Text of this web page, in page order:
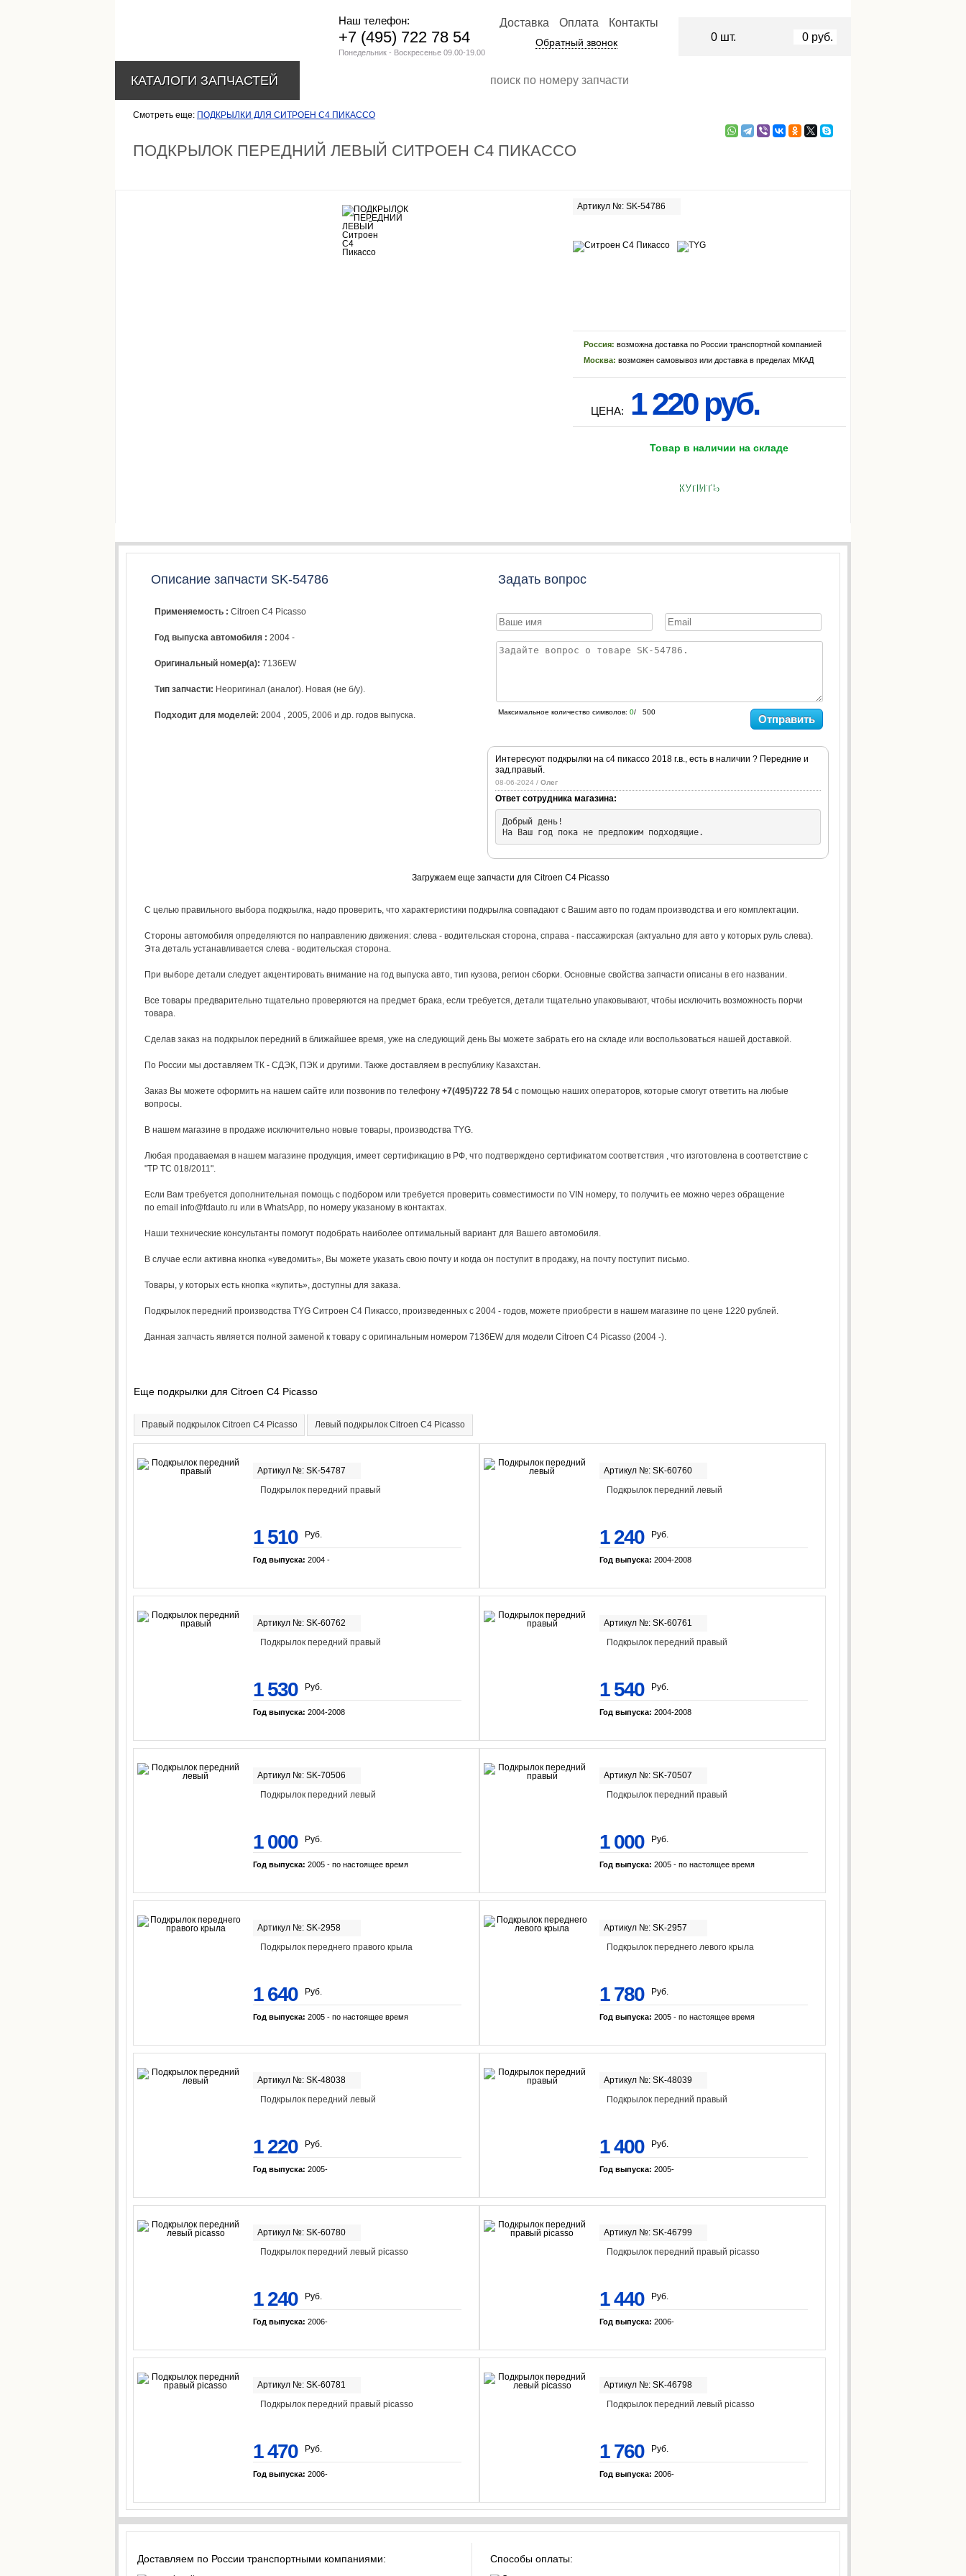
Смотреть еще: ПОДКРЫЛКИ ДЛЯ СИТРОЕН С4 ПИКАССО
ПОДКРЫЛОК ПЕРЕДНИЙ ЛЕВЫЙ СИТРОЕН С4 ПИКАССО
Артикул №: SK-54786
Россия: возможна доставка по России транспортной компанией
Москва: возможен самовывоз или доставка в пределах МКАД
ЦЕНА: 1 220 руб.
Товар в наличии на складе
КУПИТЬ
Описание запчасти SK-54786
Применяемость : Citroen C4 Picasso
Год выпуска автомобиля : 2004 -
Оригинальный номер(а): 7136EW
Тип запчасти: Неоригинал (аналог). Новая (не б/у).
Подходит для моделей: 2004 , 2005, 2006 и др. годов выпуска.
Задать вопрос
Максимальное количество символов: 0/ 500
Отправить
Интересуют подкрылки на с4 пикассо 2018 г.в., есть в наличии ? Передние и
зад.правый.
08-06-2024 / Олег
Ответ сотрудника магазина:
Добрый день!
На Ваш год пока не предложим подходящие.
Загружаем еще запчасти для Citroen C4 Picasso
С целью правильного выбора подкрылка, надо проверить, что характеристики подкрылка совпадают с Вашим авто по годам производства и его комплектации.
Стороны автомобиля определяются по направлению движения: слева - водительская сторона, справа - пассажирская (актуально для авто у которых руль слева).
Эта деталь устанавливается слева - водительская сторона.
При выборе детали следует акцентировать внимание на год выпуска авто, тип кузова, регион сборки. Основные свойства запчасти описаны в его названии.
Все товары предварительно тщательно проверяются на предмет брака, если требуется, детали тщательно упаковывают, чтобы исключить возможность порчи
товара.
Сделав заказ на подкрылок передний в ближайшее время, уже на следующий день Вы можете забрать его на складе или воспользоваться нашей доставкой.
По России мы доставляем ТК - СДЭК, ПЭК и другими. Также доставляем в республику Казахстан.
Заказ Вы можете оформить на нашем сайте или позвонив по телефону +7(495)722 78 54 с помощью наших операторов, которые смогут ответить на любые
вопросы.
В нашем магазине в продаже исключительно новые товары, производства TYG.
Любая продаваемая в нашем магазине продукция, имеет сертификацию в РФ, что подтверждено сертификатом соответствия , что изготовлена в соответствие с
"ТР ТС 018/2011".
Если Вам требуется дополнительная помощь с подбором или требуется проверить совместимости по VIN номеру, то получить ее можно через обращение
по email info@fdauto.ru или в WhatsApp, по номеру указаному в контактах.
Наши технические консультанты помогут подобрать наиболее оптимальный вариант для Вашего автомобиля.
В случае если активна кнопка «уведомить», Вы можете указать свою почту и когда он поступит в продажу, на почту поступит письмо.
Товары, у которых есть кнопка «купить», доступны для заказа.
Подкрылок передний производства TYG Ситроен С4 Пикассо, произведенных с 2004 - годов, можете приобрести в нашем магазине по цене 1220 рублей.
Данная запчасть является полной заменой к товару с оригинальным номером 7136EW для модели Citroen C4 Picasso (2004 -).
Еще подкрылки для Citroen C4 Picasso
Правый подкрылок Citroen C4 Picasso Левый подкрылок Citroen C4 Picasso
Артикул №: SK-54787
Подкрылок передний правый
1 510 Руб.
Год выпуска: 2004 -
Артикул №: SK-60760
Подкрылок передний левый
1 240 Руб.
Год выпуска: 2004-2008
Артикул №: SK-60762
Подкрылок передний правый
1 530 Руб.
Год выпуска: 2004-2008
Артикул №: SK-60761
Подкрылок передний правый
1 540 Руб.
Год выпуска: 2004-2008
Артикул №: SK-70506
Подкрылок передний левый
1 000 Руб.
Год выпуска: 2005 - по настоящее время
Артикул №: SK-70507
Подкрылок передний правый
1 000 Руб.
Год выпуска: 2005 - по настоящее время
Артикул №: SK-2958
Подкрылок переднего правого крыла
1 640 Руб.
Год выпуска: 2005 - по настоящее время
Артикул №: SK-2957
Подкрылок переднего левого крыла
1 780 Руб.
Год выпуска: 2005 - по настоящее время
Артикул №: SK-48038
Подкрылок передний левый
1 220 Руб.
Год выпуска: 2005-
Артикул №: SK-48039
Подкрылок передний правый
1 400 Руб.
Год выпуска: 2005-
Артикул №: SK-60780
Подкрылок передний левый picasso
1 240 Руб.
Год выпуска: 2006-
Артикул №: SK-46799
Подкрылок передний правый picasso
1 440 Руб.
Год выпуска: 2006-
Артикул №: SK-60781
Подкрылок передний правый picasso
1 470 Руб.
Год выпуска: 2006-
Артикул №: SK-46798
Подкрылок передний левый picasso
1 760 Руб.
Год выпуска: 2006-
Доставляем по России транспортными компаниями: Способы оплаты:
Наш телефон:
+7 (495) 722 78 54
Понедельник - Воскресенье 09.00-19.00
Доставка Оплата Контакты
Обратный звонок 0 шт. 0 руб.
КАТАЛОГИ ЗАПЧАСТЕЙ